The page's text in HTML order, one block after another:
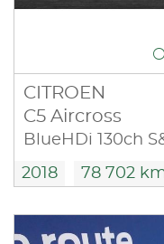
CITROEN
C5 Aircross
BlueHDi 130ch
2018 78 702